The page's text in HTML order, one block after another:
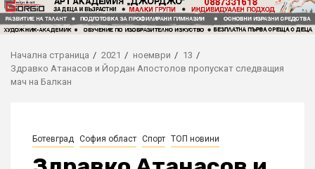
Начална страница 2021 ноември
13
Здравко Атанасов и Йордан Апостолов пропускат следващия
мач на Балкан
Ботевград София област Спорт ТОП новини